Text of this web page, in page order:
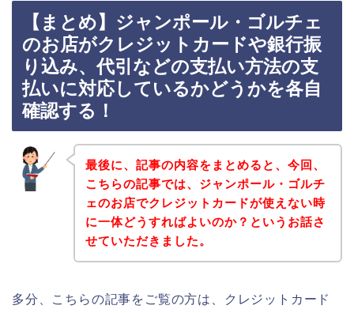
【まとめ】ジャンポール・ゴルチェ
のお店がクレジットカードや銀行振
り込み、代引などの支払い方法の支
払いに対応しているかどうかを各自
確認する！
最後に、記事の内容をまとめると、今回、
こちらの記事では、ジャンポール・ゴルチ
ェのお店でクレジットカードが使えない時
に一体どうすればよいのか？というお話さ
せていただきました。
多分、こちらの記事をご覧の方は、クレジットカード